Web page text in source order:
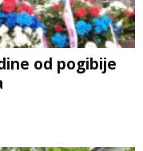
od pogibije